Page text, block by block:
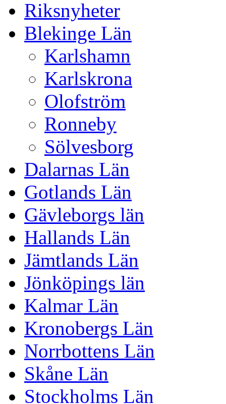
Riksnyheter
Blekinge Län
Karlshamn
Karlskrona
Olofström
Ronneby
Sölvesborg
Dalarnas Län
Gotlands Län
Gävleborgs län
Hallands Län
Jämtlands Län
Jönköpings län
Kalmar Län
Kronobergs Län
Norrbottens Län
Skåne Län
Stockholms Län